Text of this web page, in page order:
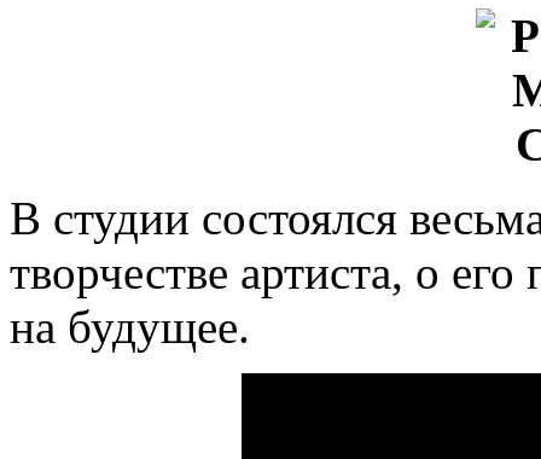
В студии состоялся
творчестве артиста, о
на будущее.